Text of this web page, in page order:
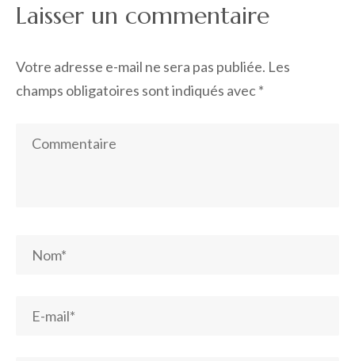
Laisser un commentaire
Votre adresse e-mail ne sera pas publiée. Les
champs obligatoires sont indiqués avec*